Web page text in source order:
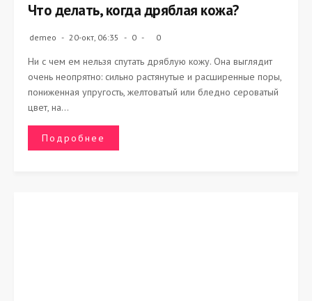
Что делать, когда дряблая кожа?
demeo 20-окт, 06:35 0 0
Ни с чем ем нельзя спутать дряблую кожу. Она выглядит
очень неопрятно: сильно растянутые и расширенные поры,
пониженная упругость, желтоватый или бледно сероватый
цвет, на...
Подробнее